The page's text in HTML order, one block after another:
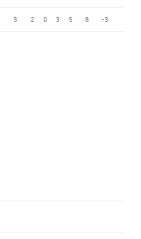
5 2 0 3 5 8 -3